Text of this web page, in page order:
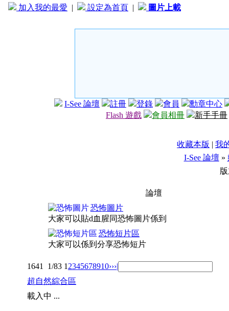
加入我的最愛 | 設定為首頁 | 圖片上載
I-See 論壇 註冊 登錄 會員
勳章中心
Flash 遊戲
會員相冊 新手手冊
收藏本版 | 我
I-See 論壇 »
論壇
恐怖圖片
大家可以貼d血腥同恐怖圖片係到
恐怖短片區
大家可以係到分享恐怖短片
1641 1/83 1 2345678910›››|
超自然綜合區
載入中 ...